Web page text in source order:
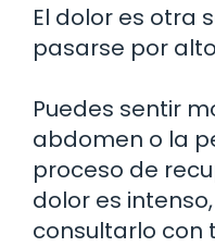
El dolor es otra
pasarse por
Puedes sentir
abdomen o la
proceso de
dolor es
consultarlo con